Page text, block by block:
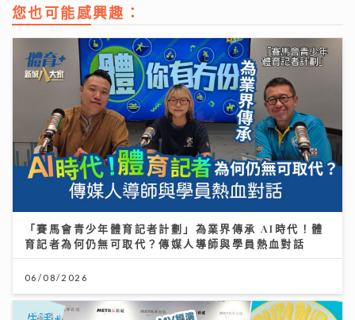
您也可能感興趣：
「賽馬會青少年體育記者計劃」為業界傳承 AI時代！體
育記者為何仍無可取代？傳媒人導師與學員熱血對話
06/08/2026